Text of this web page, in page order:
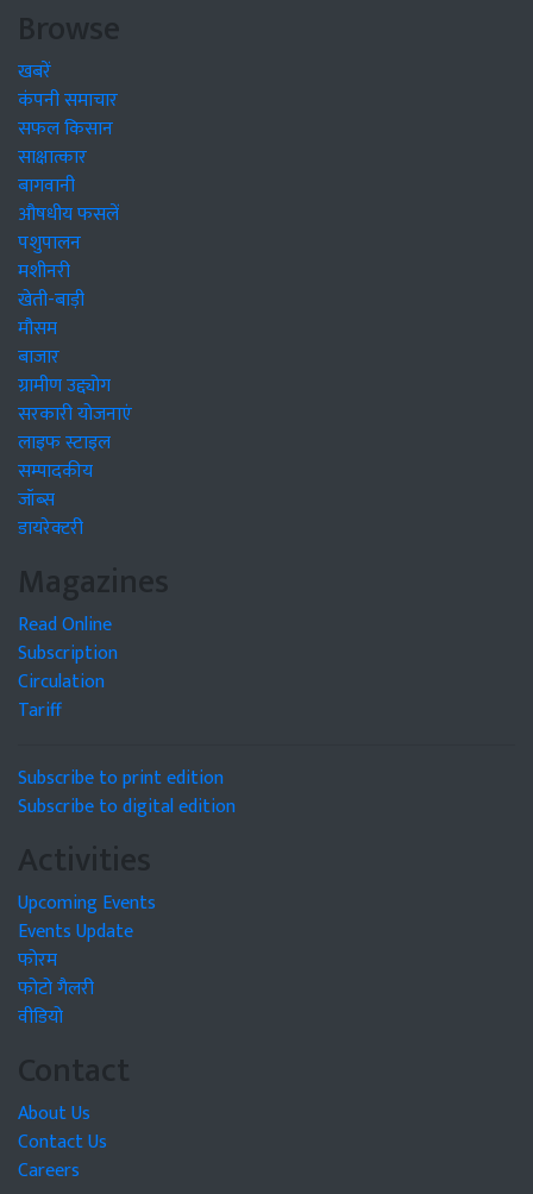
Browse
खबरें
कंपनी समाचार
सफल किसान
साक्षात्कार
बागवानी
औषधीय फसलें
पशुपालन
मशीनरी
खेती-बाड़ी
मौसम
बाजार
ग्रामीण उद्द्योग
सरकारी योजनाएं
लाइफ स्टाइल
सम्पादकीय
जॉब्स
डायरेक्टरी
Magazines
Read Online
Subscription
Circulation
Tariff
Subscribe to print edition
Subscribe to digital edition
Activities
Upcoming Events
Events Update
फोरम
फोटो गैलरी
वीडियो
Contact
About Us
Contact Us
Careers